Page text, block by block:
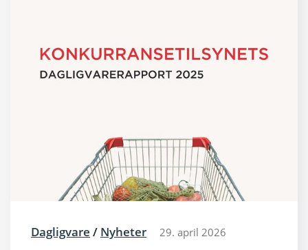
Dagligvare / Nyheter 29. april 2026